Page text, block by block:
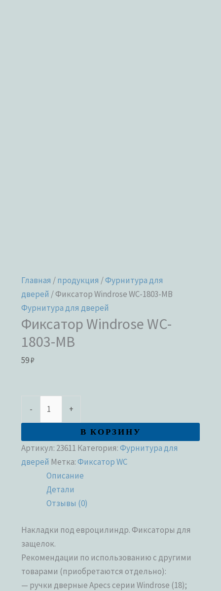
Главная /продукция /Фурнитура для
дверей / Фиксатор Windrose WC-1803-MB
Фурнитура для дверей
Фиксатор Windrose WC-
1803-MB
59₽
- +
В КОРЗИНУ
Артикул: 23611 Категория:Фурнитура для
дверей Метка:Фиксатор WC
Описание
Детали
Отзывы (0)
Накладки под евроцилиндр. Фиксаторы для
защелок.
Рекомендации по использованию с другими
товарами (приобретаются отдельно):
— ручки дверные Apecs серии Windrose (18);